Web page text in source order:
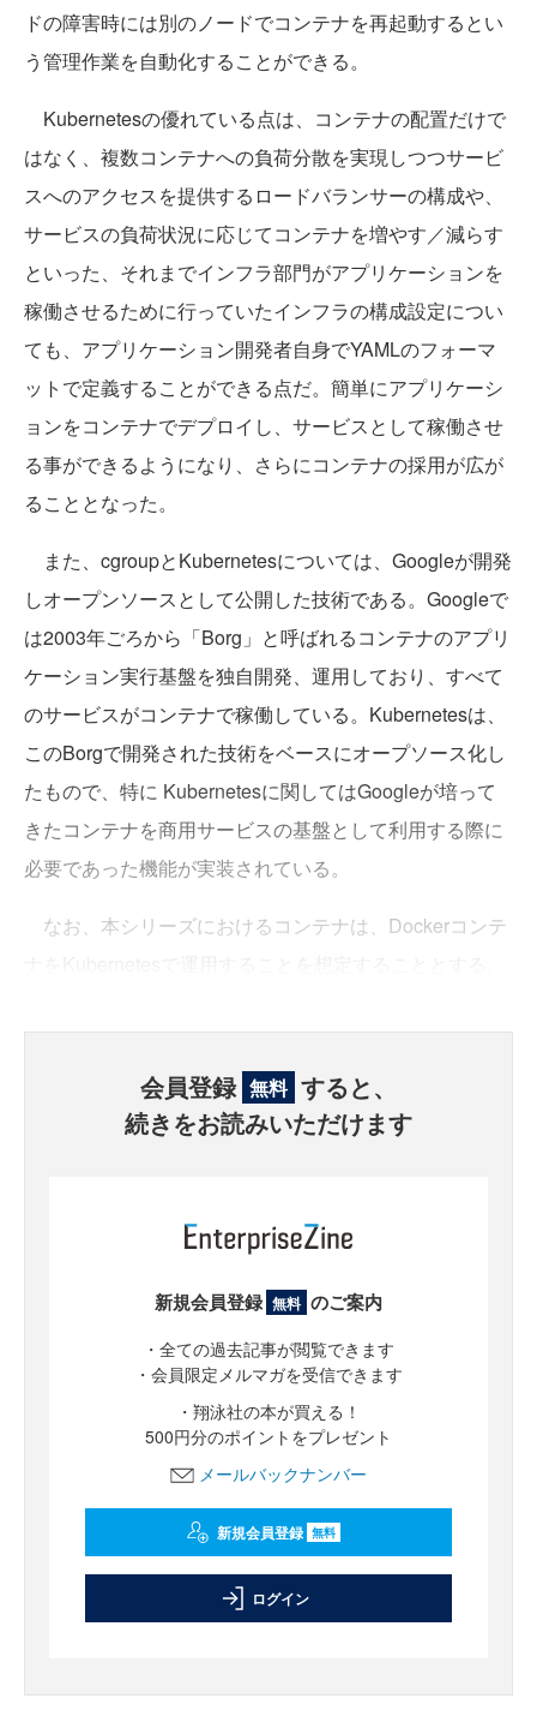
ドの障害時には別のノードでコンテナを再起動するとい
う管理作業を自動化することができる。
Kubernetesの優れている点は、コンテナの配置だけで
はなく、複数コンテナへの負荷分散を実現しつつサービ
スへのアクセスを提供するロードバランサーの構成や、
サービスの負荷状況に応じてコンテナを増やす／減らす
といった、それまでインフラ部門がアプリケーションを
稼働させるために行っていたインフラの構成設定につい
ても、アプリケーション開発者自身でYAMLのフォーマ
ットで定義することができる点だ。簡単にアプリケーシ
ョンをコンテナでデプロイし、サービスとして稼働させ
る事ができるようになり、さらにコンテナの採用が広が
ることとなった。
また、cgroupとKubernetesについては、Googleが開発
しオープンソースとして公開した技術である。Googleで
は2003年ごろから「Borg」と呼ばれるコンテナのアプリ
ケーション実行基盤を独自開発、運用しており、すべて
のサービスがコンテナで稼働している。Kubernetesは、
このBorgで開発された技術をベースにオープソース化し
たもので、特に Kubernetesに関してはGoogleが培って
きたコンテナを商用サービスの基盤として利用する際に
必要であった機能が実装されている。
なお、本シリーズにおけるコンテナは、Dockerコンテ
会員登録 無料 すると、
続きをお読みいただけます
新規会員登録 無料 のご案内
・全ての過去記事が閲覧できます
・会員限定メルマガを受信できます
・翔泳社の本が買える！
500円分のポイントをプレゼント
メールバックナンバー
新規会員登録 無料
ログイン